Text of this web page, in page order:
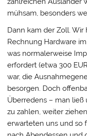
mühsam, besonders
Dann kam der Zoll.
Rechnung Hardware
was normalerweise
erfordert (etwa 300
war, die
besorgen. Doch
Überredens – man ließ
zu zahlen, weiter
erwarteten uns und so